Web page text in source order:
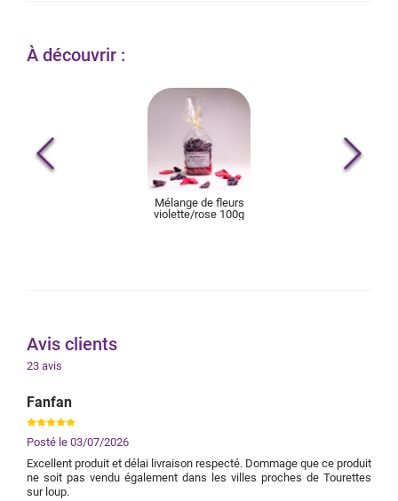
À découvrir :
Mélange de fleurs
violette/rose 100g
Avis clients
23 avis
Fanfan
Posté le 03/07/2026
Excellent produit et délai livraison respecté. Dommage que ce produit
ne soit pas vendu également dans les villes proches de Tourettes
sur loup.